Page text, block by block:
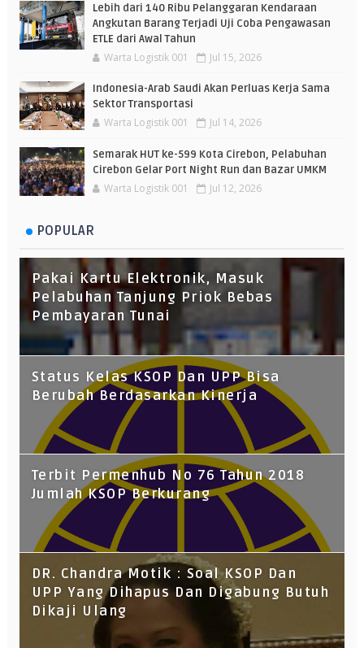
Lebih dari 140 Ribu Pelanggaran Kendaraan
Angkutan Barang Terjadi Uji Coba Pengawasan
ETLE dari Awal Tahun
Warta Logistik 001 Jul 15, 2026
Indonesia-Arab Saudi Akan Perluas Kerja Sama
Sektor Transportasi
Warta Logistik 001 Jul 14, 2026
Semarak HUT ke-599 Kota Cirebon, Pelabuhan
Cirebon Gelar Port Night Run dan Bazar UMKM
Warta Logistik 001 Jul 12, 2026
POPULAR
Pakai Kartu Elektronik, Masuk
Pelabuhan Tanjung Priok Bebas
Pembayaran Tunai
Status Kelas KSOP Dan UPP Bisa
Berubah Berdasarkan Kinerja
Terbit Permenhub No 76 Tahun 2018
Jumlah KSOP Berkurang
DR. Chandra Motik : Soal KSOP Dan
UPP Yang Dihapus Dan Digabung Butuh
Dikaji Ulang